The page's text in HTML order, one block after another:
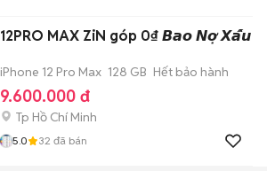
12PRO MAX ZiN góp 0₫ 𝘽𝙖𝙤 𝙉𝙤̛̣ 𝙓𝙖̂́𝙪
iPhone 12 Pro Max 128 GB Hết bảo hành
9.600.000 đ
Tp Hồ Chí Minh
5.0 32 đã bán